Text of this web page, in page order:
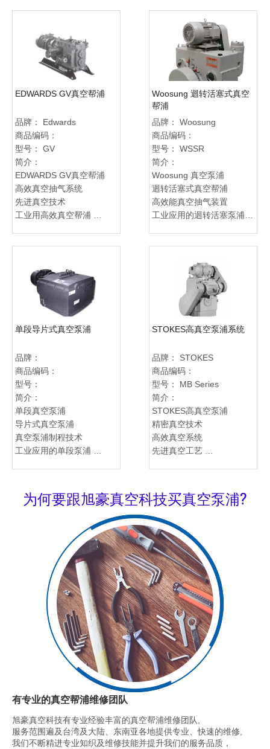
卓越真空效能
先进制程技术
高端真空技术
定制化真空解决方案
静音高效风机
定制化工业风机
先进制程技术
环保节能风机
EDWARDS GV真空帮浦
品牌：
Edwards
商品编码：
型号：
GV
简介：
EDWARDS GV真空帮浦
高效真空抽气系统
先进真空技术
工业用高效真空帮浦
定制化工业真空帮浦
先进制程技术应用
环保节能真空抽气设备
Woosung 迴转活塞式真空
帮浦
品牌：
Woosung
商品编码：
型号：
WSSR
简介：
Woosung 真空泵浦
迴转活塞式真空帮浦
高效能真空抽气装置
工业应用的迴转活塞泵浦
环保节能的真空抽气装置
定制化工业迴转活塞泵浦
Woosung 真空技术领先品
单段导片式真空泵浦
品牌：
商品编码：
型号：
简介：
单段真空泵浦
导片式真空泵浦
真空泵浦制程技术
工业应用的单段泵浦
环保节能的真空抽气装置
高效能单段真空泵浦
稳定可靠的真空抽气系统
定制化工业导片泵浦
STOKES高真空泵浦系统
品牌：
STOKES
商品编码：
型号：
MB Series
简介：
STOKES高真空泵浦
精密真空技术
高效真空系统
先进真空工艺
定制化泵浦解决方案
精密科技应用
专业真空装置
自动控制高真空
为何要跟旭豪真空科技买真空泵浦?
有专业的真空帮浦维修团队
旭豪真空科技有专业经验丰富的真空帮浦维修团队,
服务范围遍及台湾及大陆、东南亚各地提供专业、快速的维修,
我们不断精进专业知织及维修技能并提升我们的服务品质，